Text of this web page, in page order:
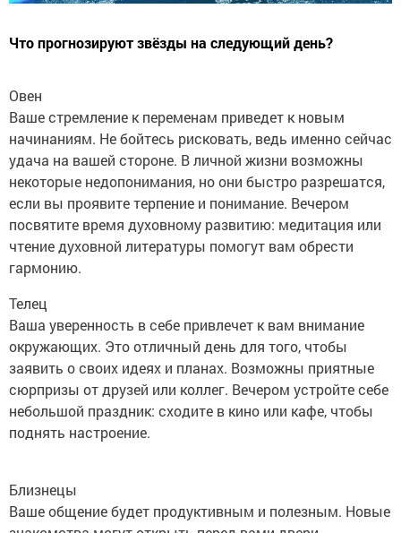
Что прогнозируют звёзды на следующий день?
Овен
Ваше стремление к переменам приведет к новым
начинаниям. Не бойтесь рисковать, ведь именно сейчас
удача на вашей стороне. В личной жизни возможны
некоторые недопонимания, но они быстро разрешатся,
если вы проявите терпение и понимание. Вечером
посвятите время духовному развитию: медитация или
чтение духовной литературы помогут вам обрести
гармонию.
Телец
Ваша уверенность в себе привлечет к вам внимание
окружающих. Это отличный день для того, чтобы
заявить о своих идеях и планах. Возможны приятные
сюрпризы от друзей или коллег. Вечером устройте себе
небольшой праздник: сходите в кино или кафе, чтобы
поднять настроение.
Близнецы
Ваше общение будет продуктивным и полезным. Новые